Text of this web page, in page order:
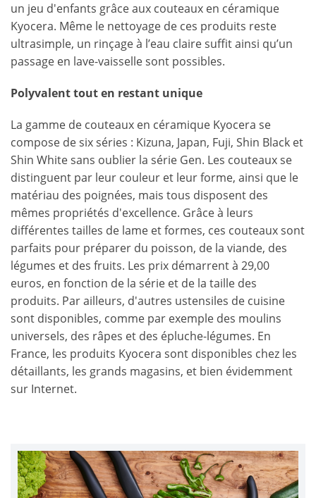
un jeu d'enfants grâce aux couteaux en céramique
Kyocera. Même le nettoyage de ces produits reste
ultrasimple, un rinçage à l’eau claire suffit ainsi qu’un
passage en lave-vaisselle sont possibles.
Polyvalent tout en restant unique
La gamme de couteaux en céramique Kyocera se
compose de six séries : Kizuna, Japan, Fuji, Shin Black et
Shin White sans oublier la série Gen. Les couteaux se
distinguent par leur couleur et leur forme, ainsi que le
matériau des poignées, mais tous disposent des
mêmes propriétés d'excellence. Grâce à leurs
différentes tailles de lame et formes, ces couteaux sont
parfaits pour préparer du poisson, de la viande, des
légumes et des fruits. Les prix démarrent à 29,00
euros, en fonction de la série et de la taille des
produits. Par ailleurs, d'autres ustensiles de cuisine
sont disponibles, comme par exemple des moulins
universels, des râpes et des épluche-légumes. En
France, les produits Kyocera sont disponibles chez les
détaillants, les grands magasins, et bien évidemment
sur Internet.